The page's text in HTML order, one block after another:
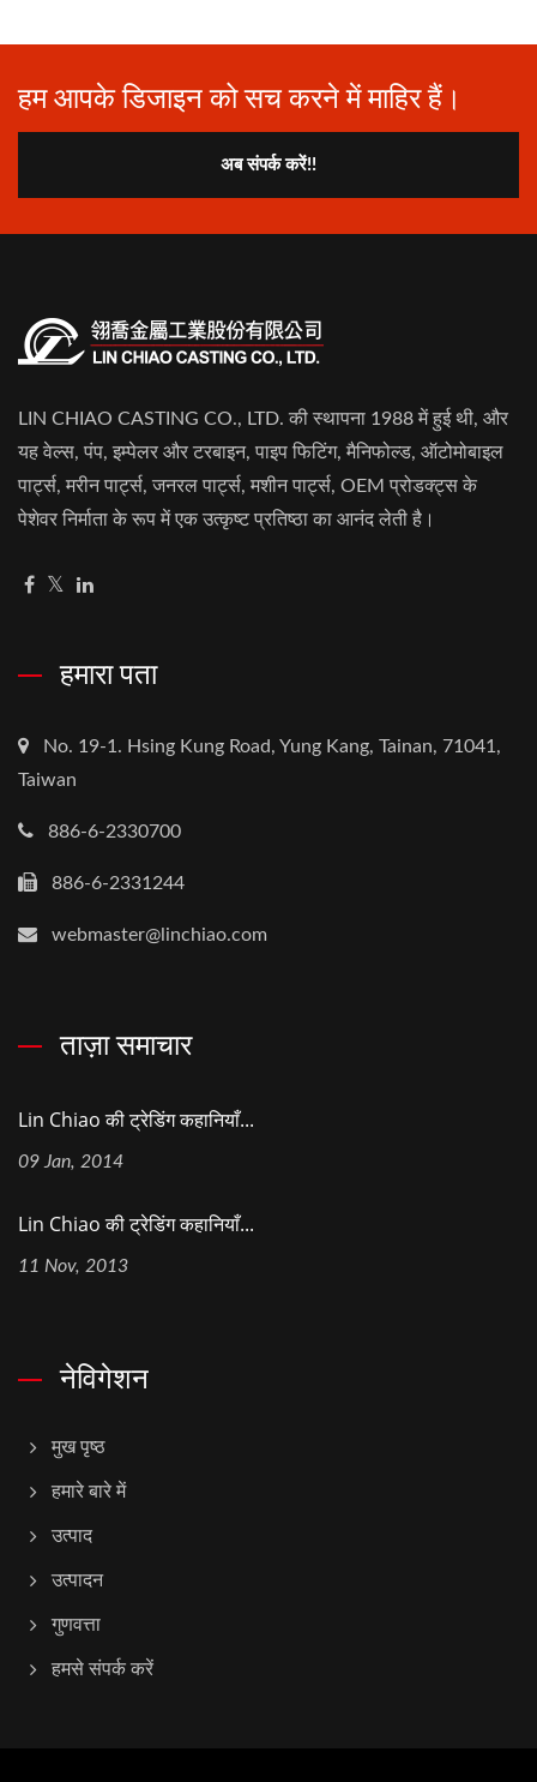
हम आपके डिजाइन को सच करने में माहिर हैं।
अब संपर्क करें!!
LIN CHIAO CASTING CO., LTD. की स्थापना 1988 में हुई थी, और
यह वेल्स, पंप, इम्पेलर और टरबाइन, पाइप फिटिंग, मैनिफोल्ड, ऑटोमोबाइल
पार्ट्स, मरीन पार्ट्स, जनरल पार्ट्स, मशीन पार्ट्स, OEM प्रोडक्ट्स के
पेशेवर निर्माता के रूप में एक उत्कृष्ट प्रतिष्ठा का आनंद लेती है।
हमारा पता
No. 19-1. Hsing Kung Road, Yung Kang, Tainan, 71041,
Taiwan
886-6-2330700
886-6-2331244
webmaster@linchiao.com
ताज़ा समाचार
Lin Chiao की ट्रेडिंग कहानियाँ...
09 Jan, 2014
Lin Chiao की ट्रेडिंग कहानियाँ...
11 Nov, 2013
नेविगेशन
मुख पृष्ठ
हमारे बारे में
उत्पाद
उत्पादन
गुणवत्ता
हमसे संपर्क करें